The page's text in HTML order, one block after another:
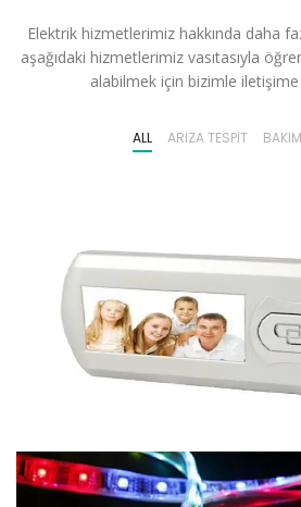
Elektrik hizmetlerimiz hakkında daha
aşağıdaki hizmetlerimiz vasıtasıyla
alabilmek için bizimle
ALL ARIZA TESPIT